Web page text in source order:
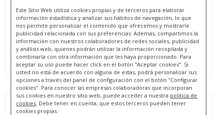
HUCHA DE METAL DE 10X10X12 CM. DE VENGADORES
REF. AV15609
Este Sitio Web utiliza cookies propias y de terceros para elaborar
información estadística y analizar sus hábitos de navegación, lo que
nos permite personalizar el contenido que ofrecemos y mostrarle
publicidad relacionada con sus preferencias. Además, compartimos la
información con nuestros colaboradores de redes sociales, publicidad
y análisis web, quienes podrán utilizar la información recopilada y
combinarla con otra información que les haya proporcionado. Para
aceptar su uso puede hacer click en el botón "Aceptar cookies". Si
usted no está de acuerdo con alguna de estas, podrá personalizar sus
opciones a través del panel de configuración con el botón "Configurar
cookies". Para conocer las empresas colaboradoras que incorporan
sus cookies en nuestro sitio web, puede acceder a nuestra política de
cookies. Debe tener en cuenta, que estos terceros pueden tener
cookies propias.